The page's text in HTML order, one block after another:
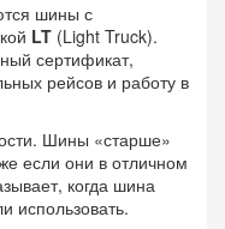
шины с
LT (Light Truck).
сертификат,
рейсов и работу в
Шины «старше»
если они в отличном
когда шина
использовать.